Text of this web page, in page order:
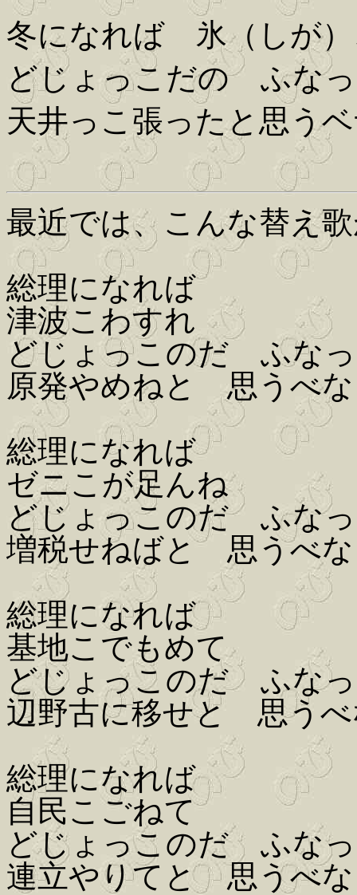
冬になれば 氷（しが）
どじょっこだの ふな
天井っこ張ったと思う
最近では、こんな替え
総理になれば
津波こわすれ
どじょっこのだ ふな
原発やめねと 思うべな
総理になれば
ゼニこが足んね
どじょっこのだ ふな
増税せねばと 思うべな
総理になれば
基地こでもめて
どじょっこのだ ふな
辺野古に移せと 思う
総理になれば
自民こごねて
どじょっこのだ ふな
連立やりてと 思うべな